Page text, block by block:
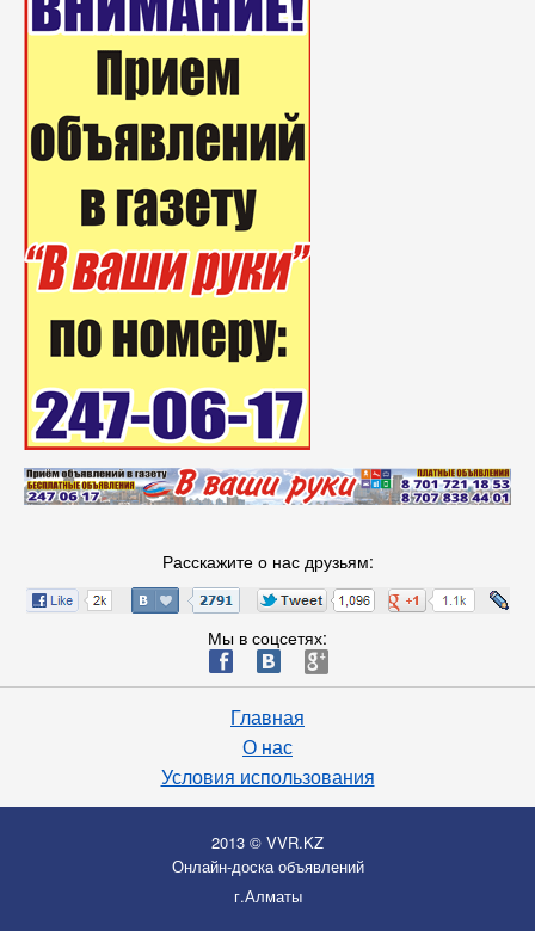
Расскажите о нас друзьям:
Мы в соцсетях:
ä æ è
Главная
О нас
Условия использования
2013 © VVR.KZ
Онлайн-доска объявлений
г.Алматы